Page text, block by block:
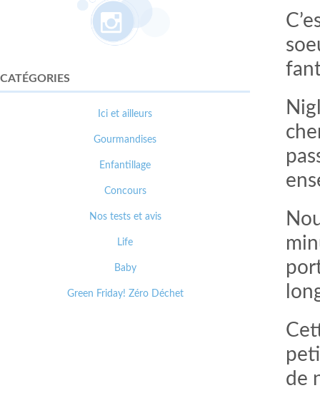
de
CATÉGORIES
Ici et ailleurs
Gourmandises
Enfantillage
Concours
Nos tests et avis
Life
Baby
Green Friday! Zéro Déchet